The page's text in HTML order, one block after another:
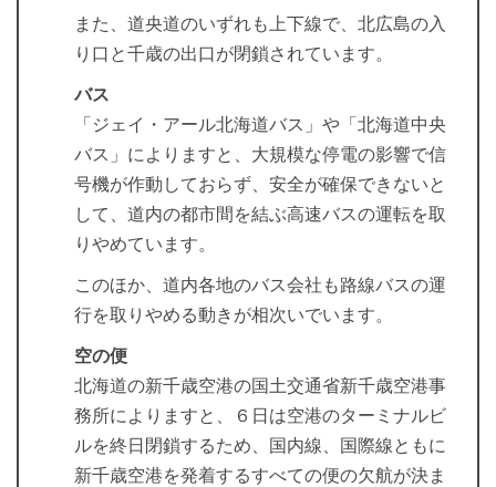
また、道央道のいずれも上下線で、北広島の入
り口と千歳の出口が閉鎖されています。
バス
「ジェイ・アール北海道バス」や「北海道中央
バス」によりますと、大規模な停電の影響で信
号機が作動しておらず、安全が確保できないと
して、道内の都市間を結ぶ高速バスの運転を取
りやめています。
このほか、道内各地のバス会社も路線バスの運
行を取りやめる動きが相次いでいます。
空の便
北海道の新千歳空港の国土交通省新千歳空港事
務所によりますと、６日は空港のターミナルビ
ルを終日閉鎖するため、国内線、国際線ともに
新千歳空港を発着するすべての便の欠航が決ま